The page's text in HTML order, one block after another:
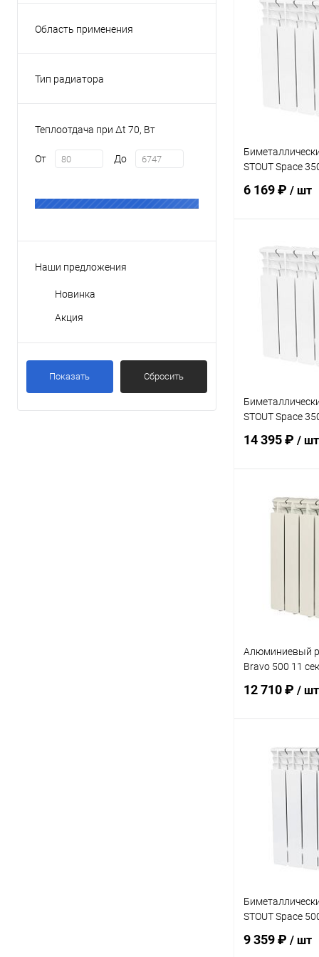
Область применения
Тип радиатора
Теплоотдача при Δt 70, Вт
От До
Наши предложения
Новинка
Акция
Показать Сбросить
Купить в 1 клик
В избранное
STOUT Space
6 169 ₽ / шт
В
Купить в 1 клик
В избранное
STOUT Space
14 395 ₽ / шт
В
Алюминиевый
Bravo 500 11
12 710 ₽ / шт
В
Купить в 1 клик
В избранное
STOUT Space
9 359 ₽ / шт